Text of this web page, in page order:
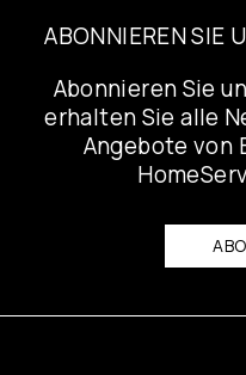
ABONNIEREN SIE
Abonnieren Sie
erhalten Sie alle
Angebote von